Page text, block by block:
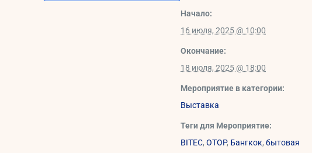
Начало:
16 июля, 2025 @ 10:00
Окончание:
18 июля, 2025 @ 18:00
Мероприятие в категории:
Выставка
Теги для Мероприятие:
BITEC,OTOP, Бангкок,бытовая